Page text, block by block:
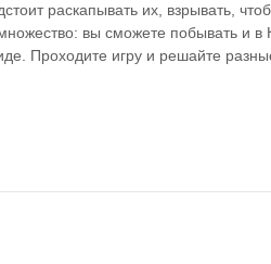
раскапывать их, взрывать,
вы сможете побывать и в
Проходите игру и решайте